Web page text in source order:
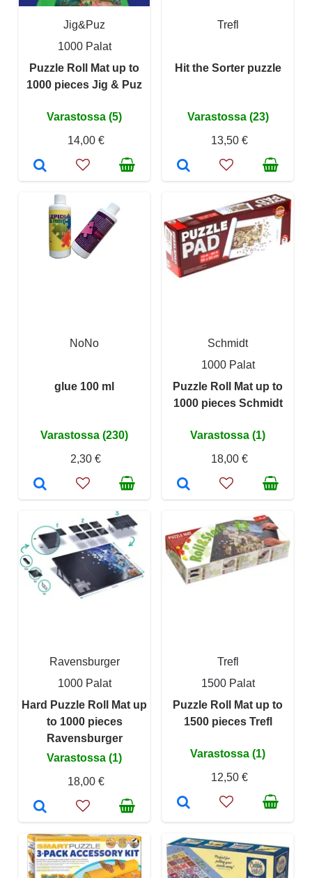
Jig&Puz
1000 Palat
Puzzle Roll Mat up to
1000 pieces Jig & Puz
Varastossa (5)
14,00 €
Trefl
Hit the Sorter puzzle
Varastossa (23)
13,50 €
NoNo
glue 100 ml
Varastossa (230)
2,30 €
Schmidt
1000 Palat
Puzzle Roll Mat up to
1000 pieces Schmidt
Varastossa (1)
18,00 €
Ravensburger
1000 Palat
Hard Puzzle Roll Mat up
to 1000 pieces
Ravensburger
Varastossa (1)
18,00 €
Trefl
1500 Palat
Puzzle Roll Mat up to
1500 pieces Trefl
Varastossa (1)
12,50 €